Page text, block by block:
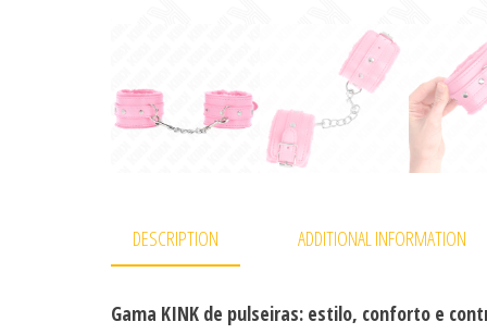
DESCRIPTION ADDITIONAL INFORMATION
Gama KINK de pulseiras: estilo, conforto e